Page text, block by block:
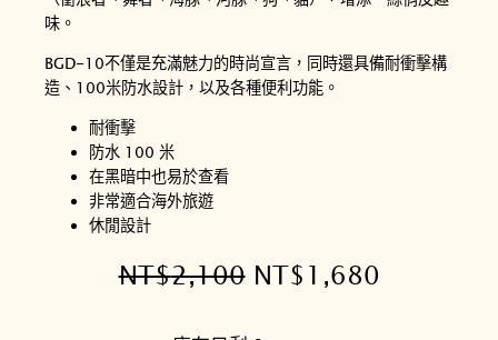
味。
BGD-10不僅是充滿魅力的時尚宣言，同時還具備耐衝擊構
造、100米防水設計，以及各種便利功能。
耐衝擊
防水 100 米
在黑暗中也易於查看
非常適合海外旅遊
休閒設計
NT$2,100 原
NT$ 1,680